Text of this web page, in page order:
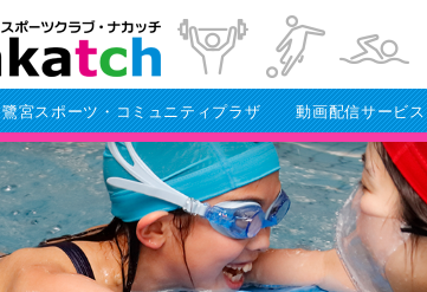
鷺宮スポーツ・コミュニティプラザ 動画配信サービス